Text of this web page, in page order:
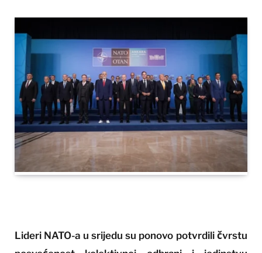
Lideri NATO-a u srijedu su ponovo potvrdili čvrstu